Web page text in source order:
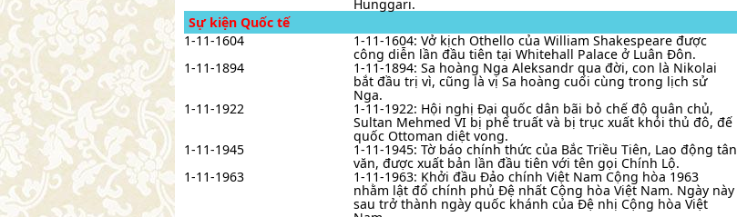
Hunggari.
Sự kiện Quốc tế
1-11-1604
1-11-1604: Vở kịch Othello của William Shakespeare được
công diễn lần đầu tiên tại Whitehall Palace ở Luân Đôn.
1-11-1894 1-11-1894: Sa hoàng Nga Aleksandr qua đời, con là Nikolai
bắt đầu trị vì, cũng là vị Sa hoàng cuối cùng trong lịch sử
Nga.
1-11-1922 1-11-1922: Hội nghị Đại quốc dân bãi bỏ chế độ quân chủ,
Sultan Mehmed VI bị phế truất và bị trục xuất khỏi thủ đô, đế
quốc Ottoman diệt vong.
1-11-1945 1-11-1945: Tờ báo chính thức của Bắc Triều Tiên, Lao động tân
văn, được xuất bản lần đầu tiên với tên gọi Chính Lộ.
1-11-1963 1-11-1963: Khởi đầu Đảo chính Việt Nam Cộng hòa 1963
nhằm lật đổ chính phủ Đệ nhất Cộng hòa Việt Nam. Ngày này
sau trở thành ngày quốc khánh của Đệ nhị Cộng hòa Việt